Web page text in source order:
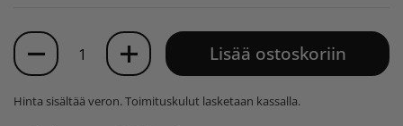
Määrä
Lisää ostoskoriin
Hinta sisältää veron.Toimituskulut lasketaan kassalla.